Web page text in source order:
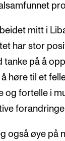
mitt i
har stor
tanke på å
høre til et
og fortelle i
også øye på